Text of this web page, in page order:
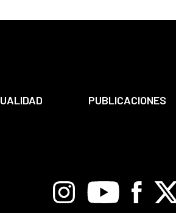
PUBLICACIONES
InstagramYoutube Facebook
X